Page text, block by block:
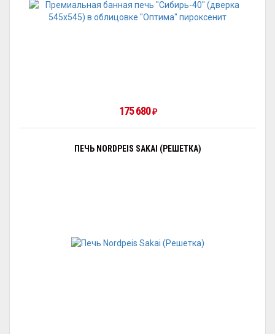
175 680₽
ПЕЧЬ NORDPEIS SAKAI (РЕШЕТКА)